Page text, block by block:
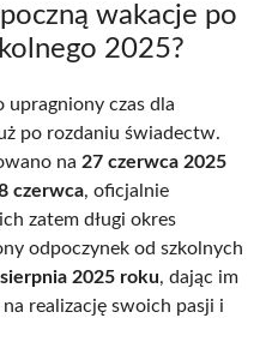
wakacje po
2025?
czas dla
po rozdaniu świadectw.
na 27 czerwca 2025
czerwca, oficjalnie
zatem długi okres
odpoczynek od szkolnych
2025 roku, dając im
realizację swoich pasji i